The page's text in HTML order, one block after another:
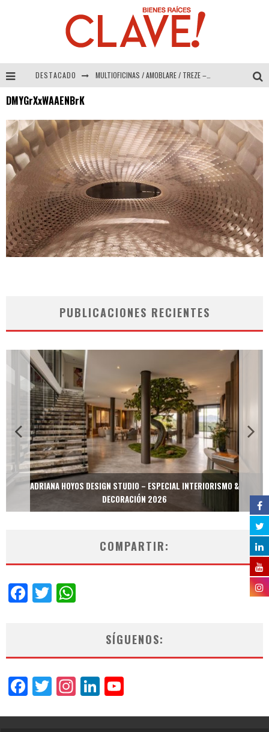
DESTACADO MULTIOFICINAS / AMOBLARE / TREZE – Especial Interiorismo & Decoración 2026
COLINEAL – Especial Interiorismo & Decoración 2026
ADRIANA HOYOS DESIGN STUDIO – Especial Interiorismo & Decoración 2026
DMYGrXxWAAENBrK
PUBLICACIONES RECIENTES
ADRIANA HOYOS DESIGN STUDIO – ESPECIAL INTERIORISMO &
DECORACIÓN 2026
COMPARTIR:
Facebook
Twitter
SÍGUENOS:
Facebook
Twitter
Instagram
LinkedIn